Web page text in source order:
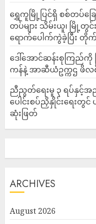
ရွှေကူမြို့ပြင်ရှိ စစ်တပ်ခြေ
တပ်များ သိမ်းယူ၊ မြို့တွင်း
ရောက်ပေါက်ကွဲခဲ့ပြီး တိုက်
ဒေါ်အောင်ဆန်းစုကြည်ကို
ကန်နဲ့ အာဆီယံဥက္ကဌ ဖိလ
ညီညွတ်ရေးမူ ၃ ရပ်နှင့်အ
ပေါင်းစပ်ညှိနှိုင်းရေးတွင်
ဆုံးဖြတ်
ARCHIVES
August 2026